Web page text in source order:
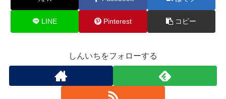
LINE Pinterest コピー
しんいちをフォローする